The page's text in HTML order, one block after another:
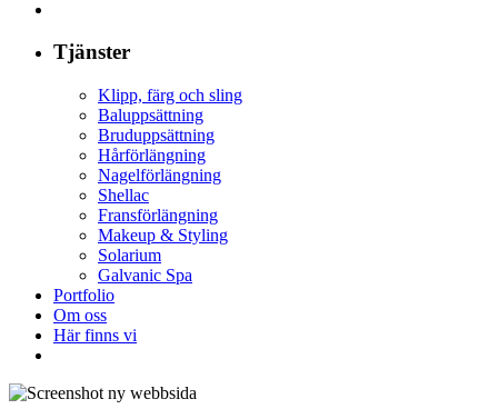
Tjänster
Klipp, färg och sling
Baluppsättning
Bruduppsättning
Hårförlängning
Nagelförlängning
Shellac
Fransförlängning
Makeup & Styling
Solarium
Galvanic Spa
Portfolio
Om oss
Här finns vi